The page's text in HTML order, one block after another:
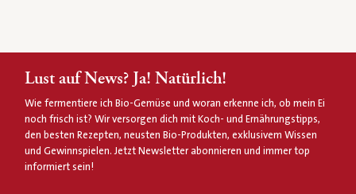
Lust auf News? Ja! Natürlich!
Wie fermentiere ich Bio-Gemüse und woran erkenne ich, ob mein Ei
noch frisch ist? Wir versorgen dich mit Koch- und Ernährungstipps,
den besten Rezepten, neusten Bio-Produkten, exklusivem Wissen
und Gewinnspielen. Jetzt Newsletter abonnieren und immer top
informiert sein!